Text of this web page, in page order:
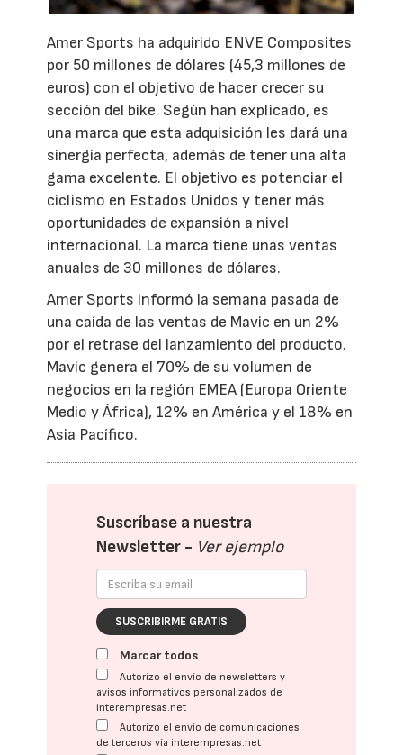
Amer Sports ha adquirido ENVE Composites
por 50 millones de dólares (45,3 millones de
euros) con el objetivo de hacer crecer su
sección del bike. Según han explicado, es
una marca que esta adquisición les dará una
sinergia perfecta, además de tener una alta
gama excelente. El objetivo es potenciar el
ciclismo en Estados Unidos y tener más
oportunidades de expansión a nivel
internacional. La marca tiene unas ventas
anuales de 30 millones de dólares.
Amer Sports informó la semana pasada de
una caída de las ventas de Mavic en un 2%
por el retrase del lanzamiento del producto.
Mavic genera el 70% de su volumen de
negocios en la región EMEA (Europa Oriente
Medio y África), 12% en América y el 18% en
Asia Pacífico.
Suscríbase a nuestra
Newsletter - Ver ejemplo
SUSCRIBIRME GRATIS
Marcar todos
Autorizo el envío de newsletters y
avisos informativos personalizados de
interempresas.net
Autorizo el envío de comunicaciones
de terceros vía interempresas.net